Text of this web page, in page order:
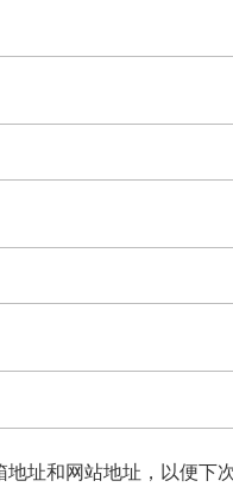
址和网站地址，以便下